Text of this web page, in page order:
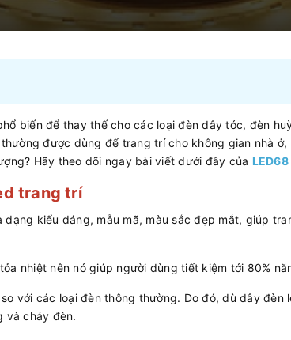
biến để thay thế cho các loại đèn dây tóc, đèn
được dùng để trang trí cho không gian nhà
Hãy theo dõi ngay bài viết dưới đây của LED68
trang trí
kiểu dáng, mẫu mã, màu sắc đẹp mắt, giúp
nhiệt nên nó giúp người dùng tiết kiệm tới 80%
với các loại đèn thông thường. Do đó, dù dây
và cháy đèn.